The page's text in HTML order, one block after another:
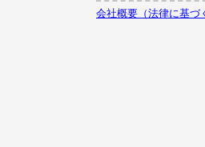
会社概要（法律に基づ